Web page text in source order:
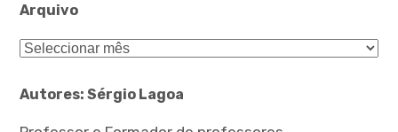
Arquivo
Arquivo
Autores: Sérgio Lagoa